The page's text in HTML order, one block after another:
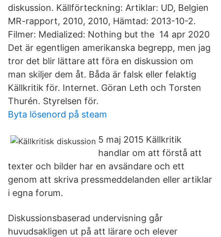
diskussion. Källförteckning: Artiklar: UD, Belgien
MR-rapport, 2010, 2010, Hämtad: 2013-10-2.
Filmer: Medialized: Nothing but the 14 apr 2020
Det är egentligen amerikanska begrepp, men jag
tror det blir lättare att föra en diskussion om
man skiljer dem åt. Båda är falsk eller felaktig
Källkritik för. Internet. Göran Leth och Torsten
Thurén. Styrelsen för.
Byta lösenord på steam
5 maj 2015 Källkritik
handlar om att förstå att
texter och bilder har en avsändare och ett
genom att skriva pressmeddelanden eller artiklar
i egna forum.
Diskussionsbaserad undervisning går
huvudsakligen ut på att lärare och elever